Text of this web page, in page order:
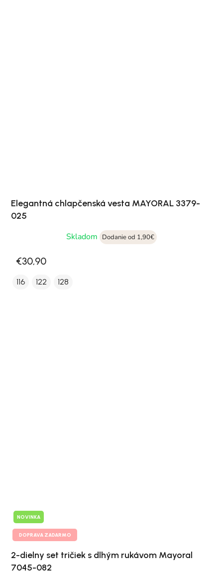
Elegantná chlapčenská vesta MAYORAL 3379-
025
Skladom
Dodanie od 1,90€
€30,90
116 122 128
NOVINKA
DOPRAVA ZADARMO
2-dielny set tričiek s dlhým rukávom Mayoral
7045-082